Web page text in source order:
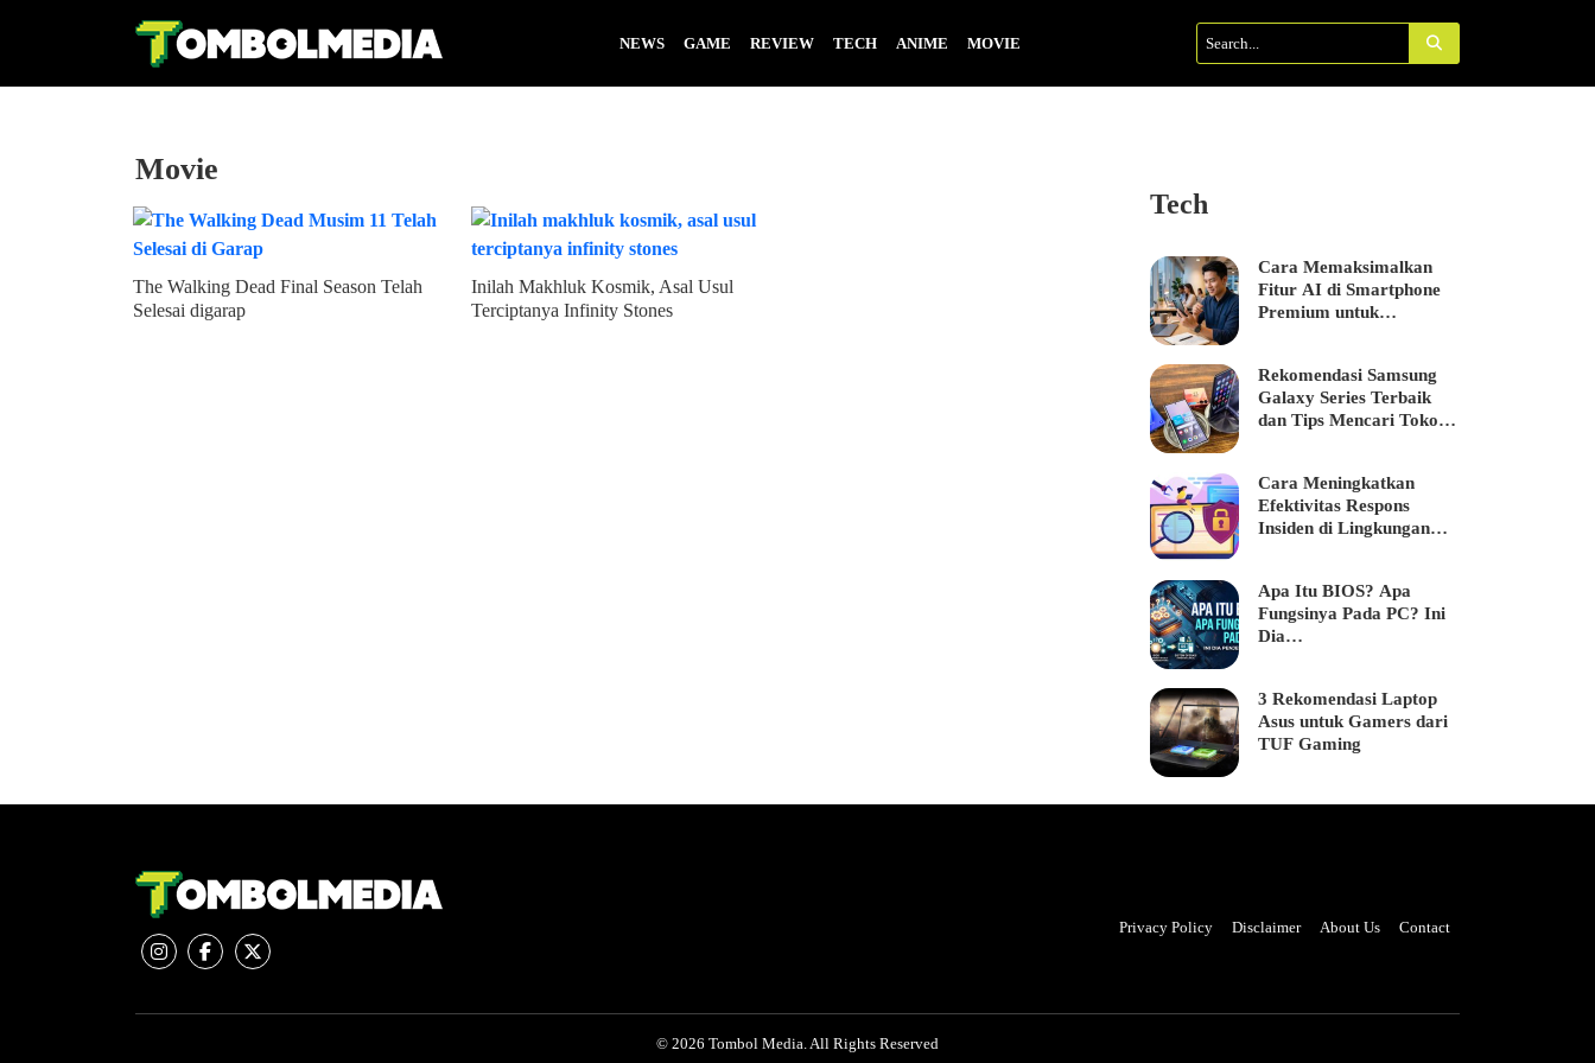
NEWS GAME REVIEW TECH ANIME MOVIE
Movie
The Walking Dead Final Season Telah
Selesai digarap
Inilah Makhluk Kosmik, Asal Usul
Terciptanya Infinity Stones
Tech
Cara Memaksimalkan
Fitur AI di Smartphone
Premium untuk
Rekomendasi Samsung
Galaxy Series Terbaik
dan Tips Mencari Toko…
Cara Meningkatkan
Efektivitas Respons
Insiden di Lingkungan
Apa Itu BIOS? Apa
Fungsinya Pada PC? Ini
Dia…
3 Rekomendasi Laptop
Asus untuk Gamers dari
TUF Gaming
Privacy Policy Disclaimer About Us Contact
© 2026 Tombol Media. All Rights Reserved